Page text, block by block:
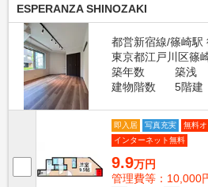
ESPERANZA SHINOZAKI
都営新宿線/篠崎駅
東京都江戸川区篠
築年数
築浅
建物階数
5階建
即入居 写真充実
無料
インターネット無料
9.9万円
管理費等：10,000